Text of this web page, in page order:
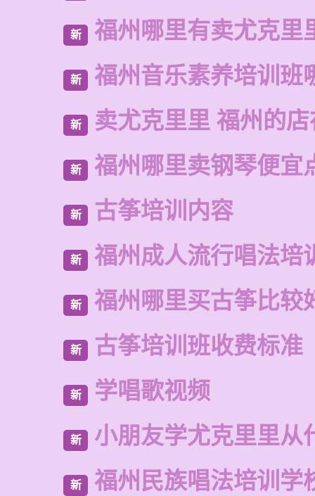
新 福州哪里有卖尤克里
新 福州音乐素养培训班
新 卖尤克里里 福州的
新 福州哪里卖钢琴便宜
新 古筝培训内容
新 福州成人流行唱法培
新 福州哪里买古筝比较
新 古筝培训班收费标准
新 学唱歌视频
新 小朋友学尤克里里从
新 福州民族唱法培训学